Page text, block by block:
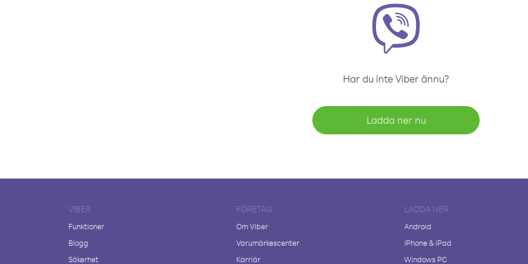
Har du inte Viber ännu?
Ladda ner nu
VIBER
Funktioner
Blogg
Säkerhet
FÖRETAG
Om Viber
Varumärkescenter
Karriär
LADDA NER
Android
iPhone & iPad
Windows PC